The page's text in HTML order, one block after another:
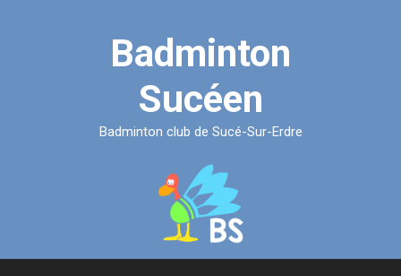
Badminton
Sucéen
Badminton club de Sucé-Sur-Erdre